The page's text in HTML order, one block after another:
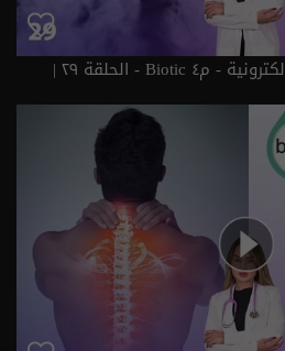
المخاطر الخفية للسجائر الإلكترونية - م٤ Biotic - الحلقة ٢٩ |